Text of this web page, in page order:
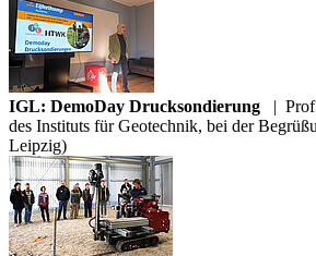
IGL: DemoDay Drucksondierung |
des Instituts für Geotechnik, bei der
Leipzig)